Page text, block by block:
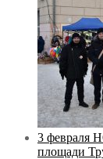
3 февраля
площади